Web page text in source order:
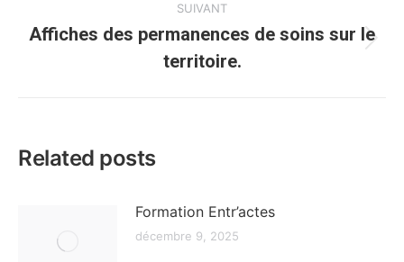
SUIVANT
suivant
Affiches des permanences de soins sur le
territoire.
Related posts
Formation Entr’actes
décembre 9, 2025